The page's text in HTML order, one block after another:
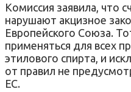
Комиссия заявила, что
нарушают акцизное
Европейского Союза.
применяться для всех
этилового спирта, и
от правил не
ЕС.